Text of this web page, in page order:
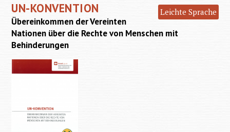
UN-KONVENTION Leichte Sprache
Übereinkommen der Vereinten
Nationen über die Rechte von Menschen mit
Behinderungen